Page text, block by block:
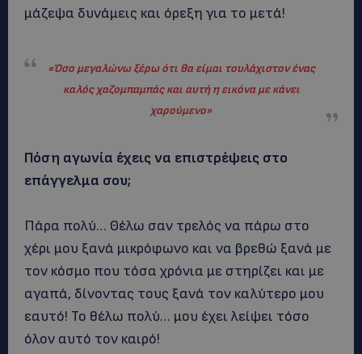
μάζεψα δυνάμεις και όρεξη για το μετά!
«Όσο μεγαλώνω ξέρω ότι θα είμαι τουλάχιστον ένας
καλός χαζομπαμπάς και αυτή η εικόνα με κάνει
χαρούμενο»
Πόση αγωνία έχεις να επιστρέψεις στο
επάγγελμα σου;
Πάρα πολύ… Θέλω σαν τρελός να πάρω στο
χέρι μου ξανά μικρόφωνο και να βρεθώ ξανά με
τον κόσμο που τόσα χρόνια με στηρίζει και με
αγαπά, δίνοντας τους ξανά τον καλύτερο μου
εαυτό! Το θέλω πολύ… μου έχει λείψει τόσο
όλον αυτό τον καιρό!